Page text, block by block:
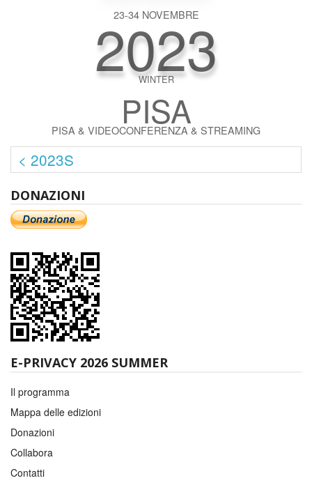
23-34 NOVEMBRE
2023
WINTER
PISA
PISA & VIDEOCONFERENZA & STREAMING
< 2023S
DONAZIONI
E-PRIVACY 2026 SUMMER
Il programma
Mappa delle edizioni
Donazioni
Collabora
Contatti